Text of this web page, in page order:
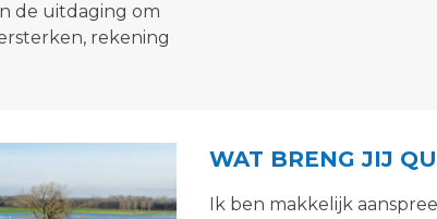
de uitdaging om
rekening
WAT BRENG JIJ
Ik ben makkelijk